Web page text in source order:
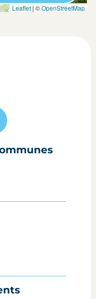
Leaflet| ©OpenStreetMap